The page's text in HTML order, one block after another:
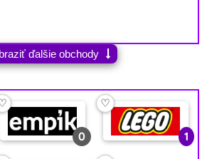
ďalšie obchody
0 1
♡